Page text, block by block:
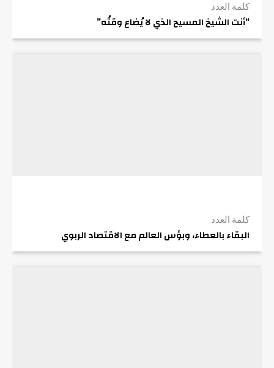
كلمة العدد
“أنت الشيخ المسيح الذي لا يُضاع وقتُه”
كلمة العدد
البقاء بالعطاء، وبؤس العالم مع الاقتصاد الربوي